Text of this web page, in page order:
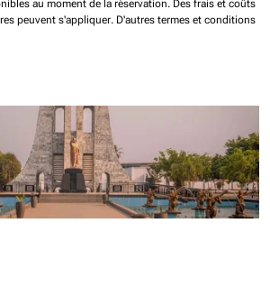
au moment de la réservation. Des frais et coûts
peuvent s'appliquer. D'autres termes et conditions